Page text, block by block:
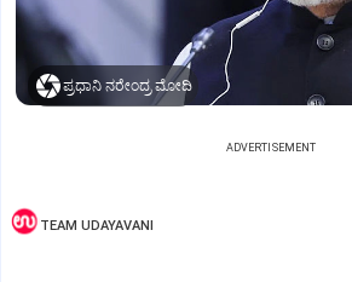
ಪ್ರಧಾನಿ ನರೇಂದ್ರ ಮೋದಿ
ADVERTISEMENT
TEAM UDAYAVANI